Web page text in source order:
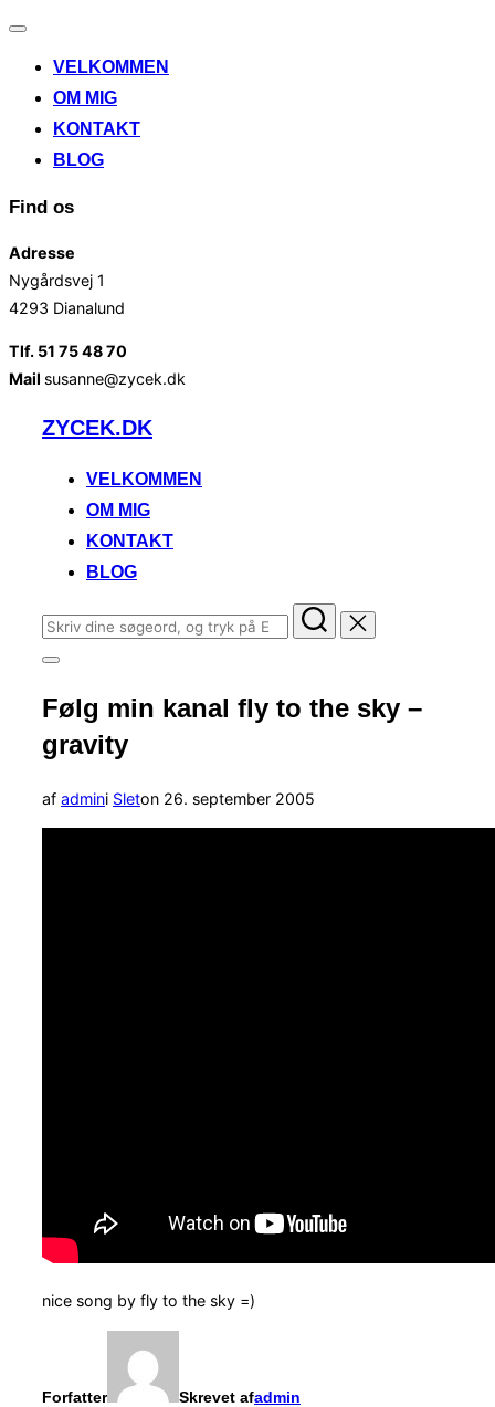
Slå
til/fraVELKOMMEN
OM MIG
KONTAKT
BLOG
Find os
Adresse
Nygårdsvej 1
4293 Dianalund
Tlf. 51 75 48 70
Mail susanne@zycek.dk
VidereZYCEK.DK
VELKOMMEN
OM MIG
KONTAKT
BLOG
Søg
efter:
Slå
i
sidekolonne
til/fra
Følg min kanal fly to the sky –
gravity
af admini Sleton Udgivet
d.
26. september 2005
nice song by fly to the sky =)
Forfatter Skrevet afadmin